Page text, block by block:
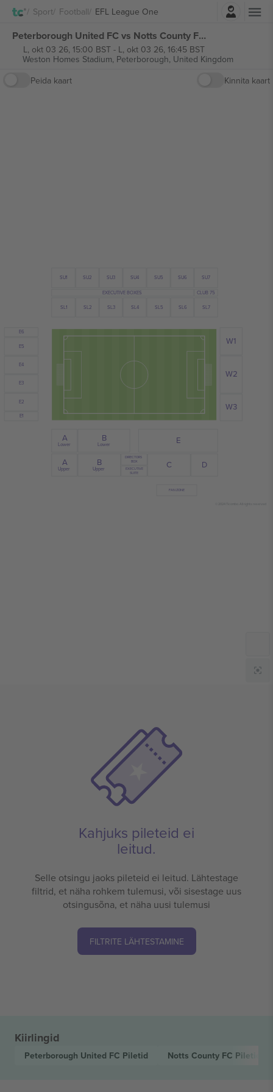
Sport Football EFL League OneLogi sisse
Peterborough United FC vs Notts County FC EFL League One piletid
L, okt 03 26, 15:00 BST- L, okt 03 26, 16:45 BST
Weston Homes Stadium, Peterborough, United Kingdom
Peida kaart
Kinnita kaart
EXECUTIVE BOXES CLUB 75
DIRECTORS
BOX
EXECUTIVE
SUITE
SL1 SL2 SL3 SL4 SL5 SL6 SL7
A
Lower
B
Lower E
SU1 SU2 SU3 SU4 SU5 SU6 SU7
A
Upper
B
Upper C D
E1
E2
E3
E4
E5
E6
W3
W2
W1
FAN ZONE
Kahjuks pileteid ei
leitud.
Selle otsingu jaoks pileteid ei leitud. Lähtestage
filtrid, et näha rohkem tulemusi, või sisestage uus
otsingusõna, et näha uusi tulemusi
FILTRITE LÄHTESTAMINE
Kiirlingid
Peterborough United FC Piletid Notts County FC Piletid